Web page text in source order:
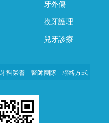
牙外傷
換牙護理
兒牙診療
牙科榮譽 醫師團隊 聯絡方式